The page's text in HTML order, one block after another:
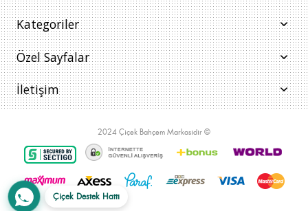
Kategoriler
Özel Sayfalar
İletişim
2024 Çiçek Bahçem Markasıdır ©
Çiçek Destek Hattı